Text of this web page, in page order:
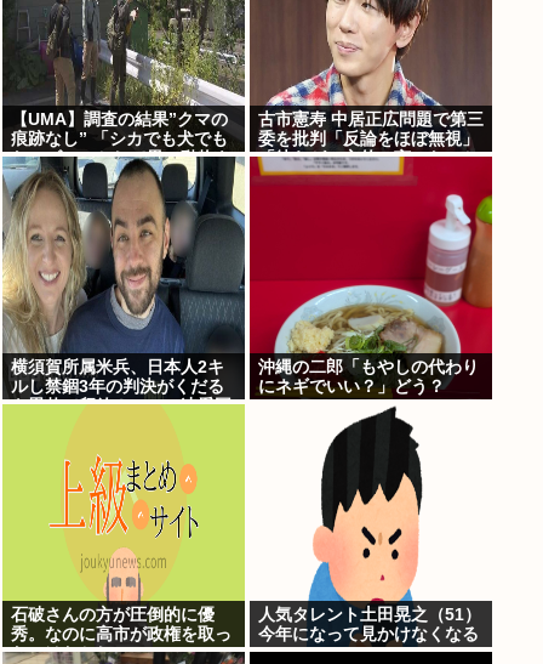
【UMA】調査の結果”クマの
痕跡なし” 「シカでも犬でも
ないゴロンとして黒い動物を
見た」 札幌市清田区
古市憲寿 中居正広問題で第三
委を批判「反論をほぼ無視」
「彼らが一方的に言ったこと
が世の中に定着してしまう」
横須賀所属米兵、日本人2キ
ルし禁錮3年の判決がくだる
も恩赦で釈放！ニュー速愛国
沖縄の二郎「もやしの代わり
にネギでいい？」どう？
石破さんの方が圧倒的に優
秀。なのに高市が政権を取っ
たのはおかしい
人気タレント土田晃之（51）
今年になって見かけなくなる